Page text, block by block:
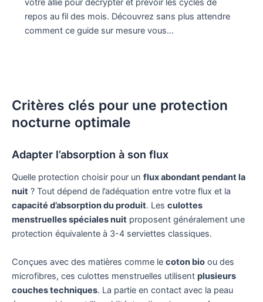
votre allié pour décrypter et prévoir les cycles de
repos au fil des mois. Découvrez sans plus attendre
comment ce guide sur mesure vous…
Critères clés pour une protection
nocturne optimale
Adapter l’absorption à son flux
Quelle protection choisir pour un flux abondant pendant la
nuit ? Tout dépend de l’adéquation entre votre flux et la
capacité d’absorption du produit. Les culottes
menstruelles spéciales nuit proposent généralement une
protection équivalente à 3-4 serviettes classiques.
Conçues avec des matières comme le coton bio ou des
microfibres, ces culottes menstruelles utilisent plusieurs
couches techniques. La partie en contact avec la peau